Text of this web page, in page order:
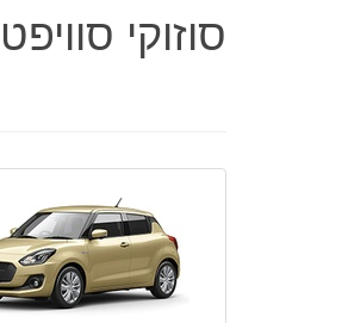
סוזוקי סוויפט